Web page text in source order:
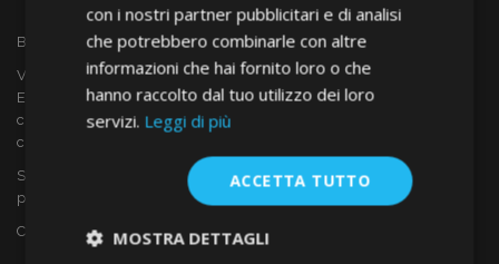
Benvenuto a VTVAUTO
VTVAUTO è rivenditore e fornitore all'ingrosso in tutta
Europa, di accessori per auto come:
copricerchi, deflettori, coprisedili, tappetini per auto,
coperchi cromati, rollbars ecc.
Sei interessato al dropshipping o vuoi diventare nostro
partner?
Contattaci oggi stesso!
con i nostri partner pubblicitari e di analisi
che potrebbero combinarle con altre
informazioni che hai fornito loro o che
hanno raccolto dal tuo utilizzo dei loro
servizi. Leggi di più
ACCETTA TUTTO
MOSTRA DETTAGLI